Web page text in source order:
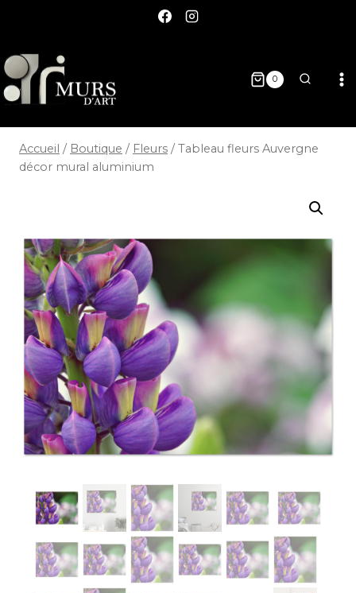
0
Accueil / Boutique / Fleurs / Tableau fleurs Auvergne
décor mural aluminium